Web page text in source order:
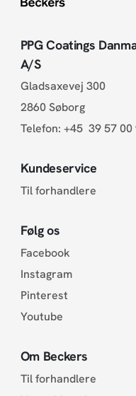
PPG Coatings
A/S
Gladsaxevej 300
2860 Søborg
Telefon: +45 39 57 00
Kundeservice
Til forhandlere
Følg os
Facebook
Instagram
Pinterest
Youtube
Om Beckers
Til forhandlere